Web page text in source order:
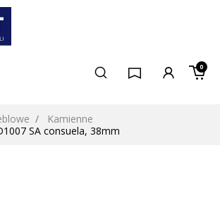
0
Kamienne
SA consuela, 38mm